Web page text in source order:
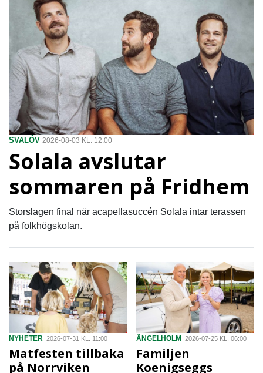
SVALÖV 2026-08-03 KL. 12:00
Solala avslutar
sommaren på Fridhem
Storslagen final när acapellasuccén Solala intar terassen
på folkhögskolan.
NYHETER 2026-07-31 KL. 11:00
Matfesten tillbaka
på Norrviken
ÄNGELHOLM 2026-07-25 KL. 06:00
Familjen
Koenigseggs